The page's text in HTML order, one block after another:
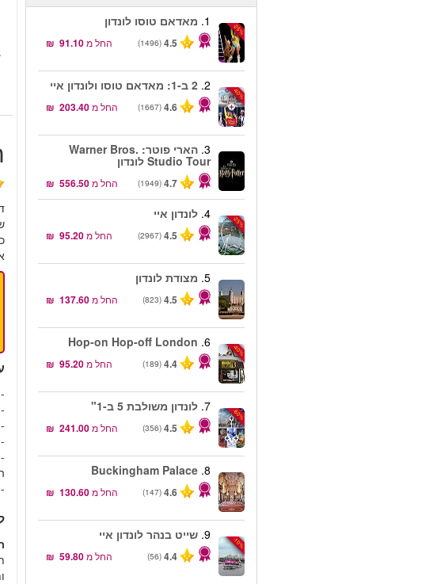
-25%
1. מאדאם טוסו לונדון
4.5
(1496) החל מ‏91.10 ‏ ₪
-40%
2. 2 ב-1: מאדאם טוסו ולונדון איי
4.6
(1667) החל מ‏203.40 ‏ ₪
3. הארי פוטר: Warner Bros.
Studio Tour לונדון
4.7
(1949) החל מ‏556.50 ‏ ₪
-25%
4. לונדון איי
4.5
(2967) החל מ‏95.20 ‏ ₪
5. מצודת לונדון
4.5
(823) החל מ‏137.60 ‏ ₪
-40%
6.
Hop-on Hop-off London
4.4
(189) החל מ‏95.20 ‏ ₪
-60%
7. לונדון משולבת 5 ב-1"
4.5
(356) החל מ‏241.00 ‏ ₪
8.
Buckingham Palace
4.6
(147) החל מ‏130.60 ‏ ₪
-10%
9. שייט בנהר לונדון איי
4.4
(56) החל מ‏59.80 ‏ ₪
-